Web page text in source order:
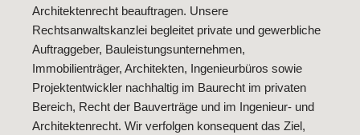
Architektenrecht beauftragen. Unsere
Rechtsanwaltskanzlei begleitet private und gewerbliche
Auftraggeber, Bauleistungsunternehmen,
Immobilienträger, Architekten, Ingenieurbüros sowie
Projektentwickler nachhaltig im Baurecht im privaten
Bereich, Recht der Bauverträge und im Ingenieur- und
Architektenrecht. Wir verfolgen konsequent das Ziel,